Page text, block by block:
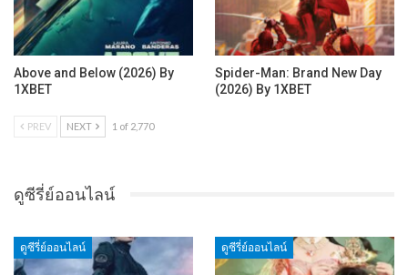
Above and Below (2026) By
1XBET
Spider-Man: Brand New Day
(2026) By 1XBET
PREV NEXT 1 of 2,770
ดูซีรี่ย์ออนไลน์
ดูซีรี่ย์ออนไลน์ ดูซีรี่ย์ออนไลน์